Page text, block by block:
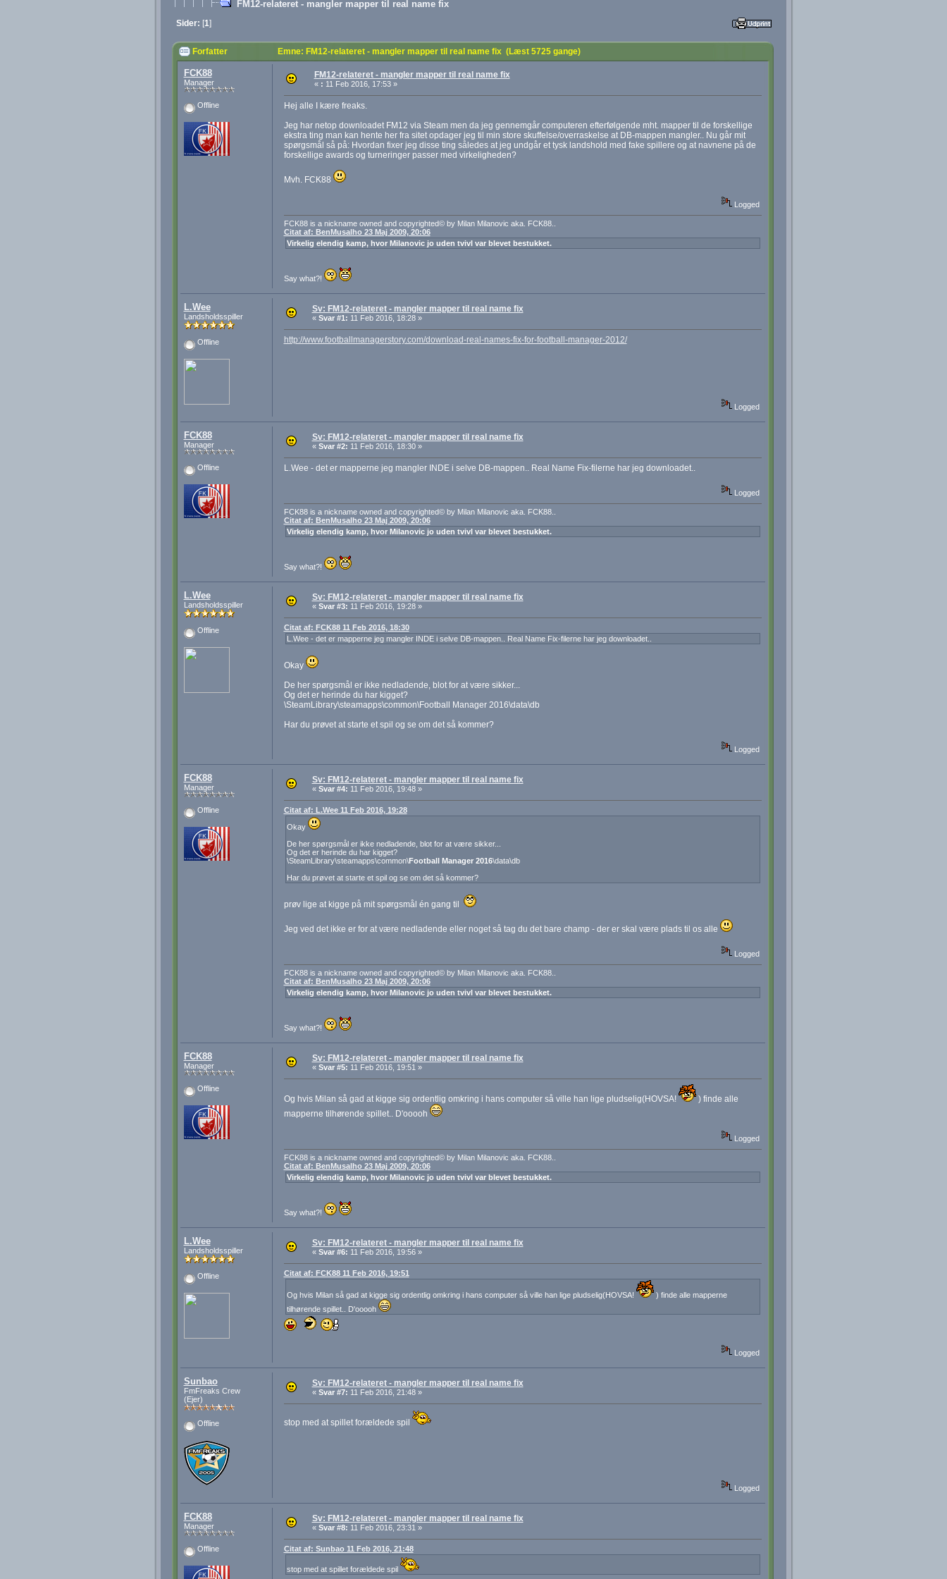
FM12-relateret - mangler mapper til real name fix
Sider: [1]
Forfatter Emne: FM12-relateret - mangler mapper til real name fix (Læst 5725 gange)
FCK88
Manager
Offline
FM12-relateret - mangler mapper til real name fix
« : 11 Feb 2016, 17:53 »
Hej alle I kære freaks.
Jeg har netop downloadet FM12 via Steam men da jeg gennemgår computeren efterfølgende mht. mapper til de forskellige
ekstra ting man kan hente her fra sitet opdager jeg til min store skuffelse/overraskelse at DB-mappen mangler.. Nu går mit
spørgsmål så på: Hvordan fixer jeg disse ting således at jeg undgår et tysk landshold med fake spillere og at navnene på de
forskellige awards og turneringer passer med virkeligheden?
Mvh. FCK88
Logged
FCK88 is a nickname owned and copyrighted© by Milan Milanovic aka. FCK88..
Citat af: BenMusalho 23 Maj 2009, 20:06
Virkelig elendig kamp, hvor Milanovic jo uden tvivl var blevet bestukket.
Say what?!
L.Wee
Landsholdsspiller
Offline
Sv: FM12-relateret - mangler mapper til real name fix
« Svar #1: 11 Feb 2016, 18:28 »
http://www.footballmanagerstory.com/download-real-names-fix-for-football-manager-2012/
Logged
FCK88
Manager
Offline
Sv: FM12-relateret - mangler mapper til real name fix
« Svar #2: 11 Feb 2016, 18:30 »
L.Wee - det er mapperne jeg mangler INDE i selve DB-mappen.. Real Name Fix-filerne har jeg downloadet..
Logged
FCK88 is a nickname owned and copyrighted© by Milan Milanovic aka. FCK88..
Citat af: BenMusalho 23 Maj 2009, 20:06
Virkelig elendig kamp, hvor Milanovic jo uden tvivl var blevet bestukket.
Say what?!
L.Wee
Landsholdsspiller
Offline
Sv: FM12-relateret - mangler mapper til real name fix
« Svar #3: 11 Feb 2016, 19:28 »
Citat af: FCK88 11 Feb 2016, 18:30
L.Wee - det er mapperne jeg mangler INDE i selve DB-mappen.. Real Name Fix-filerne har jeg downloadet..
Okay
De her spørgsmål er ikke nedladende, blot for at være sikker...
Og det er herinde du har kigget?
\SteamLibrary\steamapps\common\Football Manager 2016\data\db
Har du prøvet at starte et spil og se om det så kommer?
Logged
FCK88
Manager
Offline
Sv: FM12-relateret - mangler mapper til real name fix
« Svar #4: 11 Feb 2016, 19:48 »
Citat af: L.Wee 11 Feb 2016, 19:28
Okay
De her spørgsmål er ikke nedladende, blot for at være sikker...
Og det er herinde du har kigget?
\SteamLibrary\steamapps\common\Football Manager 2016\data\db
Har du prøvet at starte et spil og se om det så kommer?
prøv lige at kigge på mit spørgsmål én gang til
Jeg ved det ikke er for at være nedladende eller noget så tag du det bare champ - der er skal være plads til os alle
Logged
FCK88 is a nickname owned and copyrighted© by Milan Milanovic aka. FCK88..
Citat af: BenMusalho 23 Maj 2009, 20:06
Virkelig elendig kamp, hvor Milanovic jo uden tvivl var blevet bestukket.
Say what?!
FCK88
Manager
Offline
Sv: FM12-relateret - mangler mapper til real name fix
« Svar #5: 11 Feb 2016, 19:51 »
Og hvis Milan så gad at kigge sig ordentlig omkring i hans computer så ville han lige pludselig(HOVSA!
) finde alle
mapperne tilhørende spillet.. D'ooooh
Logged
FCK88 is a nickname owned and copyrighted© by Milan Milanovic aka. FCK88..
Citat af: BenMusalho 23 Maj 2009, 20:06
Virkelig elendig kamp, hvor Milanovic jo uden tvivl var blevet bestukket.
Say what?!
L.Wee
Landsholdsspiller
Offline
Sv: FM12-relateret - mangler mapper til real name fix
« Svar #6: 11 Feb 2016, 19:56 »
Citat af: FCK88 11 Feb 2016, 19:51
Og hvis Milan så gad at kigge sig ordentlig omkring i hans computer så ville han lige pludselig(HOVSA!
) finde alle mapperne
tilhørende spillet.. D'ooooh
Logged
Sunbao
FmFreaks Crew
(Ejer)
Offline
Sv: FM12-relateret - mangler mapper til real name fix
« Svar #7: 11 Feb 2016, 21:48 »
stop med at spillet forældede spil
Logged
FCK88
Manager
Offline
Sv: FM12-relateret - mangler mapper til real name fix
« Svar #8: 11 Feb 2016, 23:31 »
Citat af: Sunbao 11 Feb 2016, 21:48
stop med at spillet forældede spil